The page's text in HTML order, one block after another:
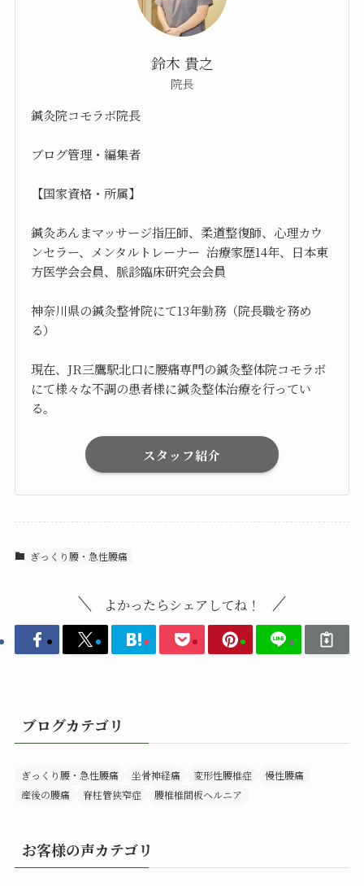
鈴木 貴之
院長
鍼灸院コモラボ院長
ブログ管理・編集者
【国家資格・所属】
鍼灸あんまマッサージ指圧師、柔道整復師、心理カウ
ンセラー、メンタルトレーナー 治療家歴14年、日本東
方医学会会員、脈診臨床研究会会員
神奈川県の鍼灸整骨院にて13年勤務（院長職を務め
る）
現在、JR三鷹駅北口に腰痛専門の鍼灸整体院コモラボ
にて様々な不調の患者様に鍼灸整体治療を行ってい
る。
スタッフ紹介
ぎっくり腰・急性腰痛
よかったらシェアしてね！
ブログカテゴリ
ぎっくり腰・急性腰痛 坐骨神経痛 変形性腰椎症
慢性腰痛
産後の腰痛
脊柱管狭窄症 腰椎椎間板ヘルニア
お客様の声カテゴリ